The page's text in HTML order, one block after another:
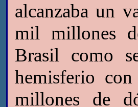
alcanzaba un
mil millones
Brasil como
hemisferio
millones de